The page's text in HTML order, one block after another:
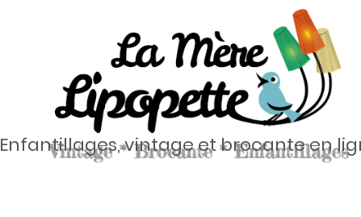
Enfantillages, vintage et brocante en